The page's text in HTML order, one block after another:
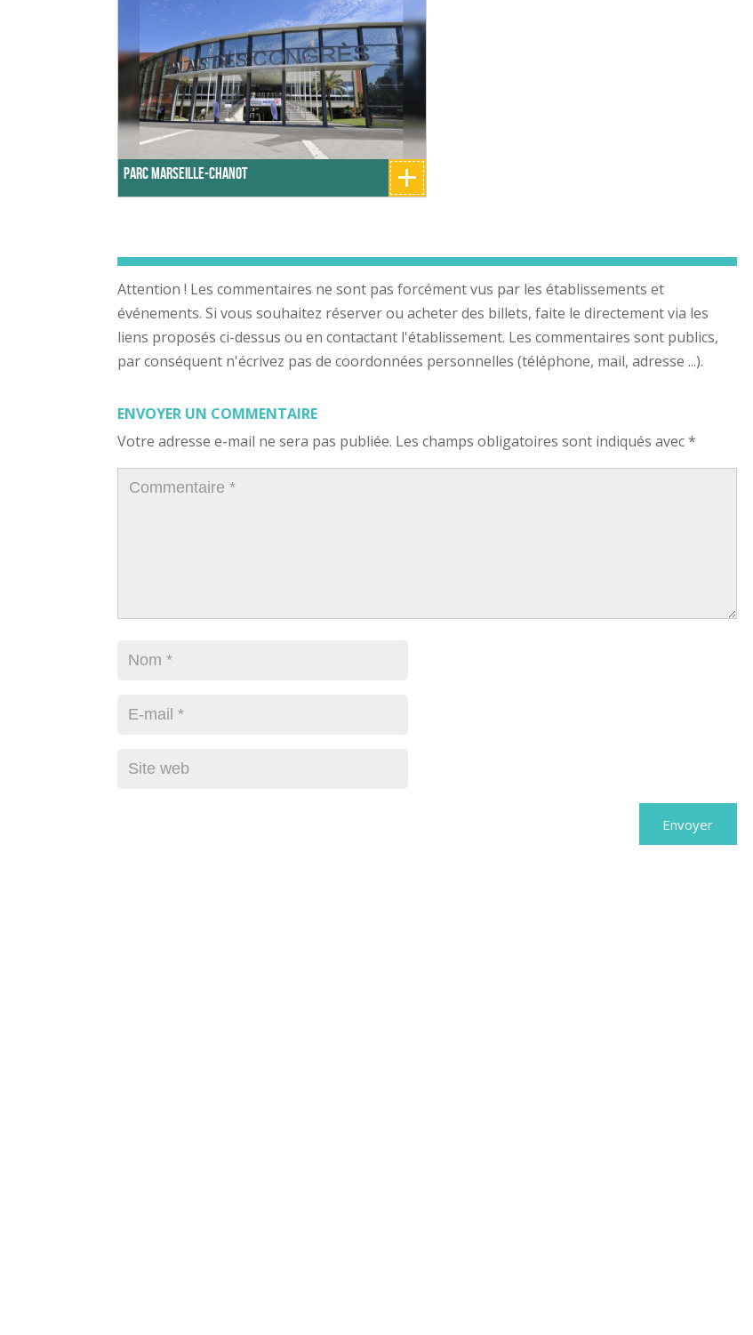
Parc Marseille-Chanot +
Attention ! Les commentaires ne sont pas forcément vus par les établissements et
événements. Si vous souhaitez réserver ou acheter des billets, faite le directement via les
liens proposés ci-dessus ou en contactant l'établissement. Les commentaires sont publics,
par conséquent n'écrivez pas de coordonnées personnelles (téléphone, mail, adresse ...).
ENVOYER UN COMMENTAIRE
Votre adresse e-mail ne sera pas publiée. Les champs obligatoires sont indiqués avec*